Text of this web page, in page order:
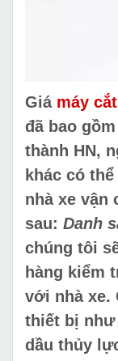
Giá máy
đã bao
thành HN,
khác có
nhà xe vận
sau: Danh
chúng tôi
hàng kiểm
với nhà xe.
thiết bị
dầu thủy